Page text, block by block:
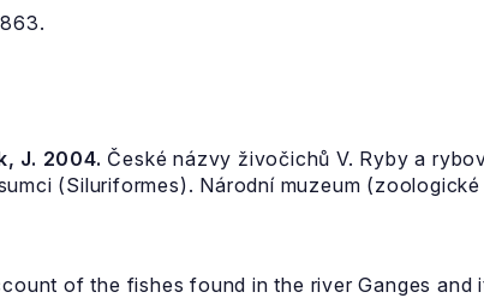
J. 2004. České názvy živočichů V. Ryby a
(Siluriformes). Národní muzeum
of the fishes found in the river Ganges and